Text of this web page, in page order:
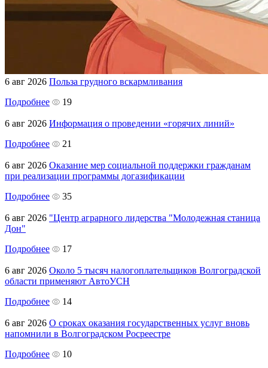
6 авг 2026 Польза грудного вскармливания
Подробнее
19
6 авг 2026 Информация о проведении «горячих линий»
Подробнее
21
6 авг 2026 Оказание мер социальной поддержки гражданам
при реализации программы догазификации
Подробнее
35
6 авг 2026 "Центр аграрного лидерства "Молодежная станица
Дон"
Подробнее
17
6 авг 2026 Около 5 тысяч налогоплательщиков Волгоградской
области применяют АвтоУСН
Подробнее
14
6 авг 2026 О сроках оказания государственных услуг вновь
напомнили в Волгоградском Росреестре
Подробнее
10